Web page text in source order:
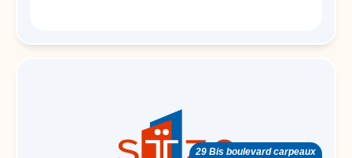
29 Bis boulevard carpeaux